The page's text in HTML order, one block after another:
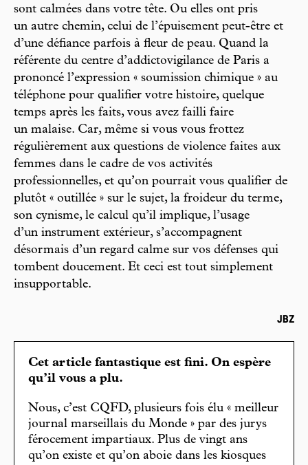
sont calmées dans votre tête. Ou elles ont pris
un autre chemin, celui de l’épuisement peut-être et
d’une défiance parfois à fleur de peau. Quand la
référente du centre d’addictovigilance de Paris a
prononcé l’expression « soumission chimique » au
téléphone pour qualifier votre histoire, quelque
temps après les faits, vous avez failli faire
un malaise. Car, même si vous vous frottez
régulièrement aux questions de violence faites aux
femmes dans le cadre de vos activités
professionnelles, et qu’on pourrait vous qualifier de
plutôt « outillée » sur le sujet, la froideur du terme,
son cynisme, le calcul qu’il implique, l’usage
d’un instrument extérieur, s’accompagnent
désormais d’un regard calme sur vos défenses qui
tombent doucement. Et ceci est tout simplement
insupportable.
JBZ
Cet article fantastique est fini. On espère
qu’il vous a plu.
Nous, c’est CQFD, plusieurs fois élu « meilleur
journal marseillais du Monde » par des jurys
férocement impartiaux. Plus de vingt ans
qu’on existe et qu’on aboie dans les kiosques